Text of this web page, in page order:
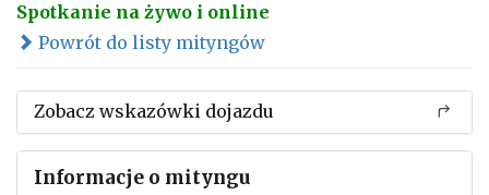
Spotkanie na żywo i online
Powrót do listy mityngów
Zobacz wskazówki dojazdu
Informacje o mityngu